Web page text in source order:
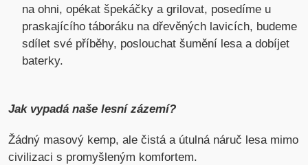
na ohni, opékat špekáčky a grilovat, posedíme u
praskajícího táboráku na dřevěných lavicích, budeme
sdílet své příběhy, poslouchat šumění lesa a dobíjet
baterky.
Jak vypadá naše lesní zázemí?
Žádný masový kemp, ale čistá a útulná náruč lesa mimo
civilizaci s promyšleným komfortem.